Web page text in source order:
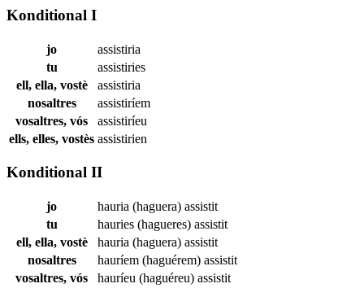
Konditional I
jo
assistiria
tu
assistiries
ell, ella, vostè
assistiria
nosaltres
assistiríem
vosaltres, vós
assistiríeu
ells, elles, vostès assistirien
Konditional II
jo hauria (haguera) assistit
tu
hauries (hagueres) assistit
ell, ella, vostè
hauria (haguera) assistit
nosaltres
hauríem (haguérem) assistit
vosaltres, vós
hauríeu (haguéreu) assistit